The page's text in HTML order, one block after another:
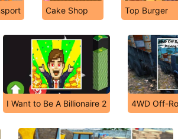
Cake Shop Top Burger
I Want to Be A Billionaire 2 4WD Off-